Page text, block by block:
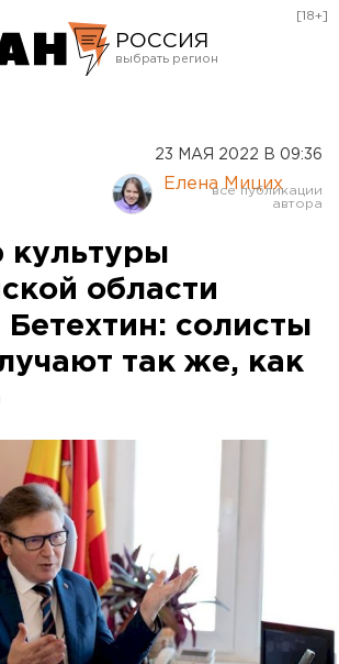
РОССИЯ
Курган
Оренбург
[18+]
23 МАЯ 2022 В 09:36
Елена Мицих
культуры
области
солисты
так же, как